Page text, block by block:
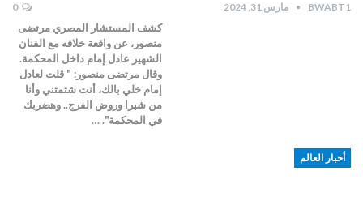
BWABT1 مارس 31, 2024 0
كشف المستشار المصري مرتضى
منصور، عن واقعة خلافه مع الفنان
الشهير عادل إمام داخل المحكمة.
وقال مرتضى منصور: " قلت لعادل
إمام خلي بالك، أنت شتمتني وأنا
من شبرا وروض الفرج.. وهضربك
في المحكمة". …
أخبار العالم